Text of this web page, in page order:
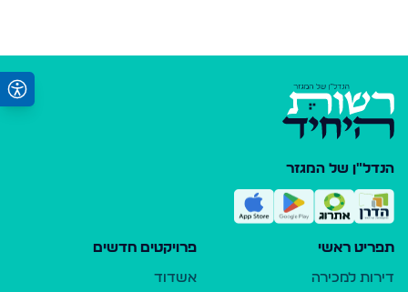
הנדל"ן של המגזר
תפריט ראשי
דירות למכירה
פרויקטים חדשים
אשדוד